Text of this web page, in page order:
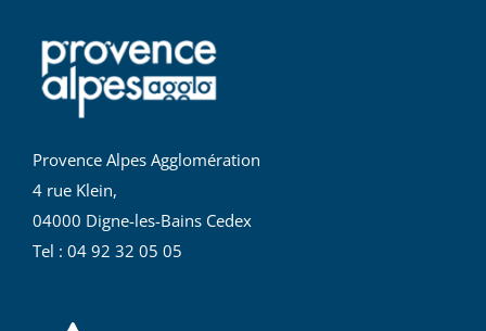
Provence Alpes Agglomération
4 rue Klein,
04000 Digne-les-Bains Cedex
Tel : 04 92 32 05 05